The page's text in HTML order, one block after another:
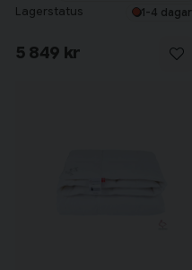
myskanddun
Lagerstatus 1-4 dagar
5 849 kr